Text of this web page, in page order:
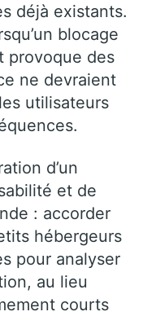
déjà existants.
blocage
provoque des
ne devraient
utilisateurs
d’un
et de
: accorder
hébergeurs
pour analyser
au lieu
courts